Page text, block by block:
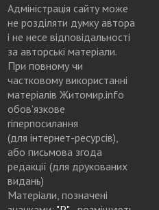
Адміністрація сайту може
не розділяти думку автора
і не несе відповідальності
за авторські матеріали.
При повному чи
частковому використанні
матеріалів Житомир.info
обов’язкове
гіперпосилання
(для інтернет-ресурсів),
або письмова згода
редакції (для друкованих
видань)
Матеріали, позначені